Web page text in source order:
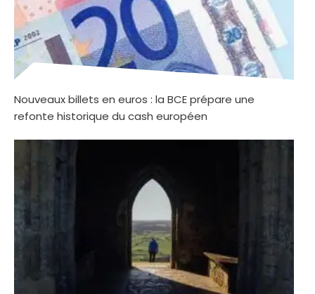
Nouveaux billets en euros : la BCE prépare une
refonte historique du cash européen